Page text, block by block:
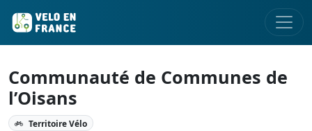
Communauté de Communes de
l’Oisans
Territoire Vélo